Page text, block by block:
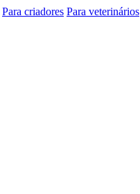
Para criadores Para veterinários